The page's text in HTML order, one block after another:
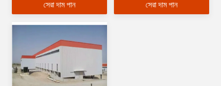
সেরা দাম পান সেরা দাম পান